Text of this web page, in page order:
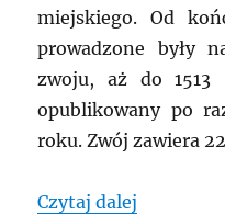
miejskiego. Od
prowadzone były
zwoju, aż do
opublikowany po
roku. Zwój zawiera
Czytaj dalej